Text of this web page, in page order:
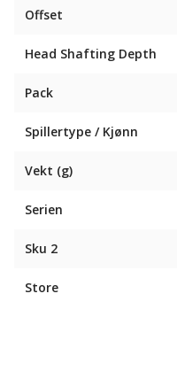
Offset
Head Shafting Depth
Pack
Spillertype / Kjønn
Vekt (g)
Serien
Sku 2
Store